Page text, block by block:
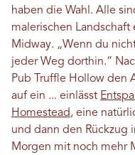
haben die Wahl. Alle
malerischen Landschaft
Midway. „Wenn du
jeder Weg dorthin.“
Pub Truffle Hollow den
auf ein ... einlässt
Homestead, eine
und dann den Rückzug
Morgen mit noch mehr